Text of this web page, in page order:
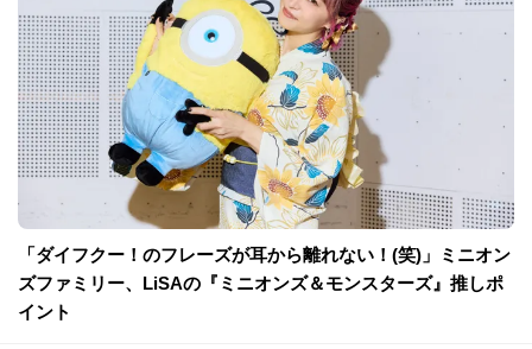
「ダイフクー！のフレーズが耳から離れない！(笑)」ミニオン
ズファミリー、LiSAの『ミニオンズ＆モンスターズ』推しポ
イント